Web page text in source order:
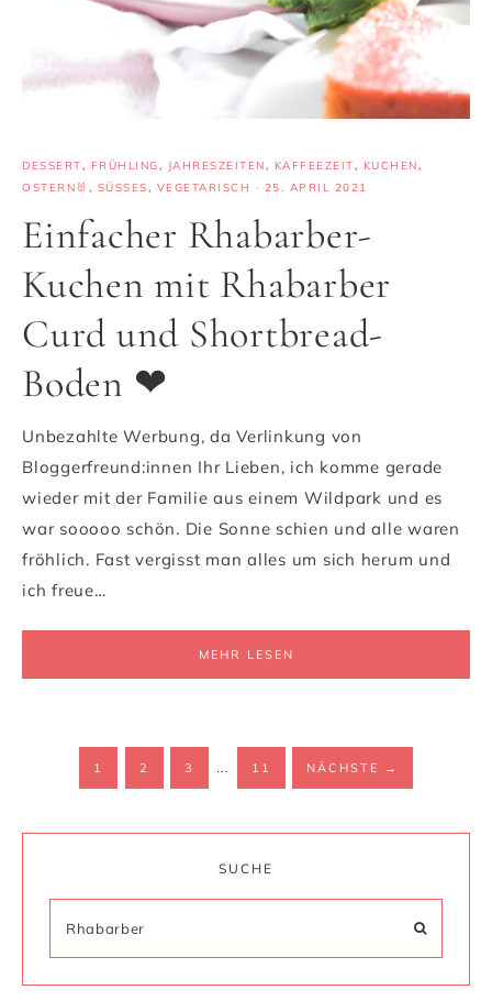
DESSERT, FRÜHLING, JAHRESZEITEN, KAFFEEZEIT, KUCHEN,
OSTERN🐰 , SÜSSES , VEGETARISCH · 25. APRIL 2021
Einfacher Rhabarber-
Kuchen mit Rhabarber
Curd und Shortbread-
Boden ❤
Unbezahlte Werbung, da Verlinkung von
Bloggerfreund:innen Ihr Lieben, ich komme gerade
wieder mit der Familie aus einem Wildpark und es
war sooooo schön. Die Sonne schien und alle waren
fröhlich. Fast vergisst man alles um sich herum und
ich freue…
MEHR LESEN
1 2 3 … 11 NÄCHSTE →
SUCHE